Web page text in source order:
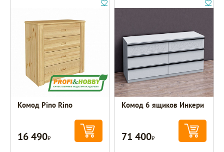
Комод Pino Rino
16 490Р
Комод 6 ящиков Инкери
71 400Р